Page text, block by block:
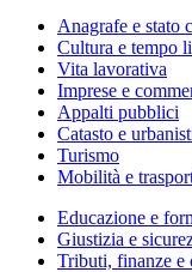
Anagrafe e stato
Cultura e tempo
Vita lavorativa
Imprese e
Appalti pubblici
Catasto e
Turismo
Mobilità e
Educazione e
Giustizia e
Tributi, finanze e